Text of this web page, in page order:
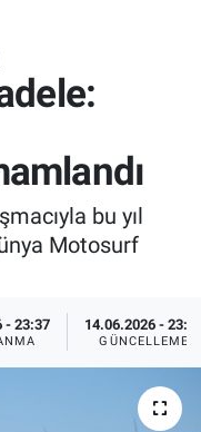
bu yıl
Motosurf
- 23:37 14.06.2026 -
GÜNCELLEME